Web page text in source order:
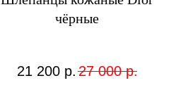
чёрные
21 200 р. 27 000 р.